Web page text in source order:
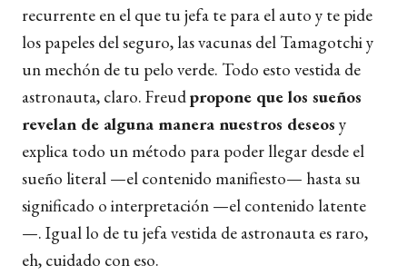
recurrente en el que tu jefa te para el auto y te pide
los papeles del seguro, las vacunas del Tamagotchi y
un mechón de tu pelo verde. Todo esto vestida de
astronauta, claro. Freudpropone que los sueños
revelan de alguna manera nuestros deseos y
explica todo un método para poder llegar desde el
sueño literal —el contenido manifiesto— hasta su
significado o interpretación —el contenido latente
—. Igual lo de tu jefa vestida de astronauta es raro,
eh, cuidado con eso.